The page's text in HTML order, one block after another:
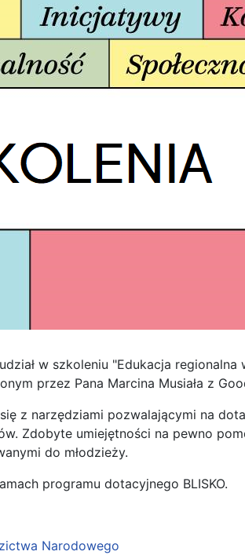
w szkoleniu "Edukacja
przez Pana Marcina Musiała z
z narzędziami pozwalającymi na
Zdobyte umiejętności na pewno
do młodzieży.
programu dotacyjnego BLISKO.
Narodowego